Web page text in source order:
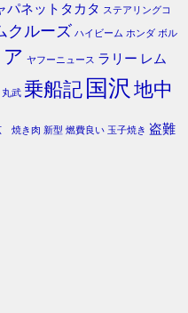
パネットタカタ ステアリングコ
クルーズ ハイビーム ホンダ ボル
ヤフーニュース ラリー レム
丸武 乗船記 国沢 地中
焼き肉 新型 燃費良い 玉子焼き 盗難